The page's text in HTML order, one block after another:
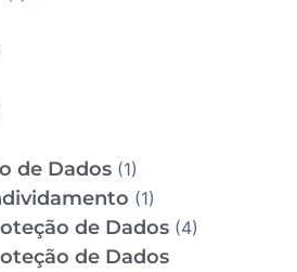
de Dados (1)
(1)
de Dados (4)
de Dados